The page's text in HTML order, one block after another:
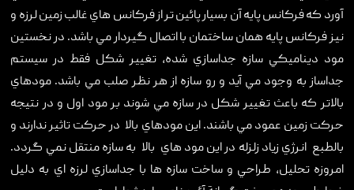
طراحی
اجرا
درباره ما
تماس با ما
آورد که فرکانس پايه آن بسيار پائين تر از فرکانس هاي غالب زمين لرزه و
نيز فرکانس پايه همان ساختمان با اتصال گيردار مي باشد. در نخستين
مود ديناميکي سازه جداسازي شده، تغيير شکل فقط در سيستم
جداساز به وجود مي آيد و رو سازه از هر نظر صلب مي باشد. مودهاي
بالاتر که باعث تغيير شکل در سازه مي شوند بر مود اول و در نتيجه
حرکت زمين عمود مي باشند. اين مودهاي بالا در حرکت تاثير ندارند و
بالطبع انرژي زياد زلزله در اين مود هاي بالا به سازه منتقل نمي گردد.
امروزه تحليل، طراحي و ساخت سازه ها با جداسازي لرزه اي به دليل